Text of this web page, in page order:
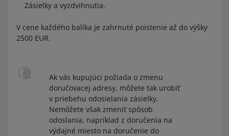
Zásielky a vyzdvihnutia.
V cene každého balíka je zahrnuté poistenie až do výšky
2500 EUR.
Ak vás kupujúci požiada o zmenu
doručovacej adresy, môžete tak urobiť
v priebehu odosielania zásielky.
Nemôžete však zmeniť spôsob
odoslania, napríklad z doručenia na
výdajné miesto na doručenie do